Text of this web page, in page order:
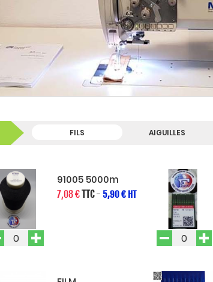
FILS AIGUILLES
91005 5000m
7,08 €TTC- 5,90 € HT